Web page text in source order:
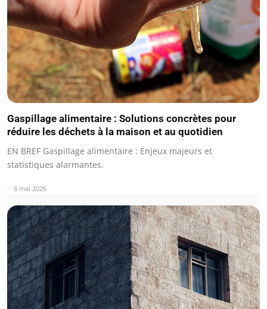
Gaspillage alimentaire : Solutions concrètes pour
réduire les déchets à la maison et au quotidien
EN BREF Gaspillage alimentaire : Enjeux majeurs et
statistiques alarmantes.
8 mai 2026